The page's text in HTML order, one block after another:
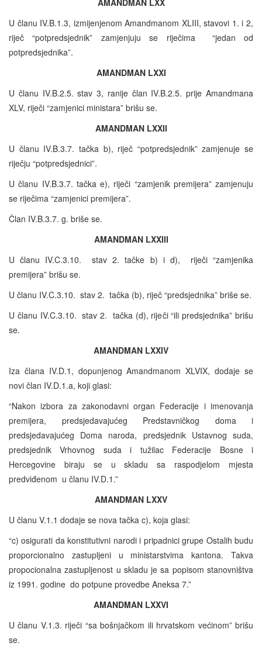
U članu IV.B.1.3, izmijenjenom Amandmanom XLIII, stavovi 1. i 2,
riječ “potpredsjednik” zamjenjuju se riječima “jedan od
potpredsjednika”.
AMANDMAN LXXI
U članu IV.B.2.5. stav 3, ranije član IV.B.2.5. prije Amandmana
XLV, riječi “zamjenici ministara” brišu se.
AMANDMAN LXXII
U članu IV.B.3.7. tačka b), riječ “potpredsjednik” zamjenuje se
riječju “potpredsjednici”.
U članu IV.B.3.7. tačka e), riječi “zamjenik premijera” zamjenuju
se riječima “zamjenici premijera”.
Član IV.B.3.7. g. briše se.
AMANDMAN LXXIII
U članu IV.C.3.10. stav 2. tačke b) i d), riječi “zamjenika
premijera” brišu se.
U članu IV.C.3.10. stav 2. tačka (b), riječ “predsjednika” briše se.
U članu IV.C.3.10. stav 2. tačka (d), riječi “ili predsjednika” brišu
se.
AMANDMAN LXXIV
Iza člana IV.D.1, dopunjenog Amandmanom XLVIX, dodaje se
novi član IV.D.1.a, koji glasi:
“Nakon izbora za zakonodavni organ Federacije i imenovanja
premijera, predsjedavajućeg Predstavničkog doma i
predsjedavajućeg Doma naroda, predsjednik Ustavnog suda,
predsjednik Vrhovnog suda i tužilac Federacije Bosne i
Hercegovine biraju se u skladu sa raspodjelom mjesta
predviđenom u članu IV.D.1.”
AMANDMAN LXXV
U članu V.1.1 dodaje se nova tačka c), koja glasi:
“c) osigurati da konstitutivni narodi i pripadnici grupe Ostalih budu
proporcionalno zastupljeni u ministarstvima kantona. Takva
propocionalna zastupljenost u skladu je sa popisom stanovništva
iz 1991. godine do potpune provedbe Aneksa 7.”
AMANDMAN LXXVI
U članu V.1.3. riječi “sa bošnjačkom ili hrvatskom većinom” brišu
se.